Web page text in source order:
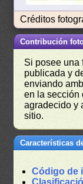
Créditos
Contribución
Si posee una
publicada y
enviando
en la
agradecido y
sitio.
Características
Código de